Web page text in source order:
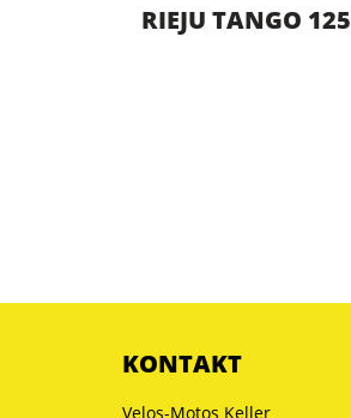
RIEJU TANGO 125
KONTAKT
Velos-Motos Keller